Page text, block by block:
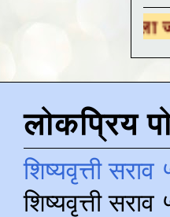
ग्रुपला जॉईन
लोकप्रिय
शिष्यवृत्ती
शिष्यवृत्ती